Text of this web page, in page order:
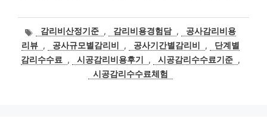
태
그
감리비산정기준 , 감리비용경험담 ,
공사감리비용
리뷰 , 공사규모별감리비 , 공사기간별감리비 ,
단계별
감리수수료
, 시공감리비용후기 , 시공감리수수료기준 ,
시공감리수수료체험